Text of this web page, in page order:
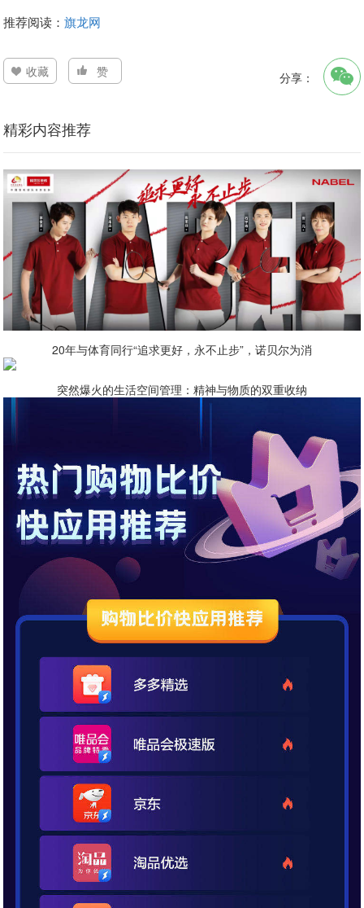
推荐阅读：旗龙网
收藏 赞 分享：
精彩内容推荐
20年与体育同行“追求更好，永不止步”，诺贝尔为消
突然爆火的生活空间管理：精神与物质的双重收纳